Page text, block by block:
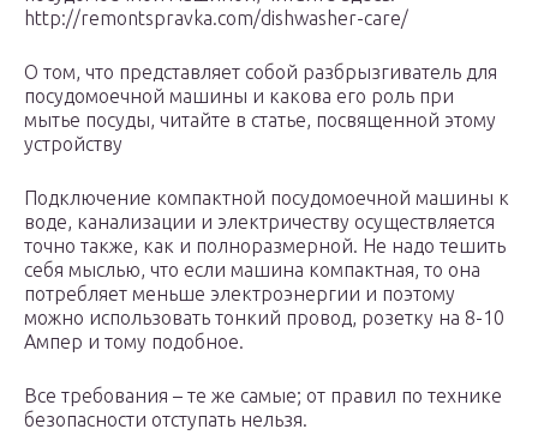
http://remontspravka.com/dishwasher-care/
О том, что представляет собой разбрызгиватель для
посудомоечной машины и какова его роль при
мытье посуды, читайте в статье, посвященной этому
устройству
Подключение компактной посудомоечной машины к
воде, канализации и электричеству осуществляется
точно также, как и полноразмерной. Не надо тешить
себя мыслью, что если машина компактная, то она
потребляет меньше электроэнергии и поэтому
можно использовать тонкий провод, розетку на 8-10
Ампер и тому подобное.
Все требования – те же самые; от правил по технике
безопасности отступать нельзя.